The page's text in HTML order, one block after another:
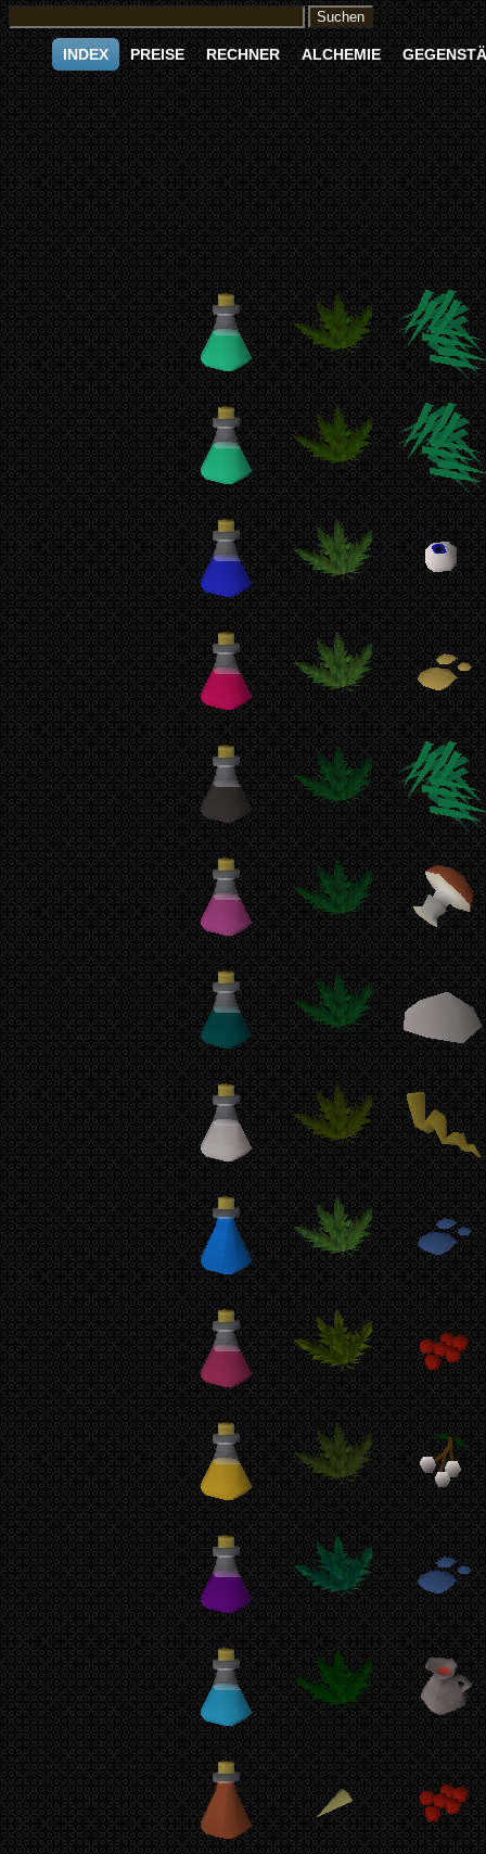
INDEX PREISE RECHNER ALCHEMIE